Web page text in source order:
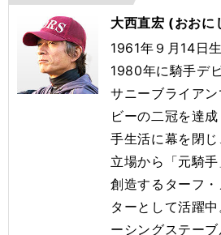
大西直宏 (おおに
1961年９月14日
1980年に騎手デ
サニーブライア
ビーの二冠を達
手生活に幕を閉
立場から「元騎
創造するターフ
ターとして活躍
ーシングステーブ